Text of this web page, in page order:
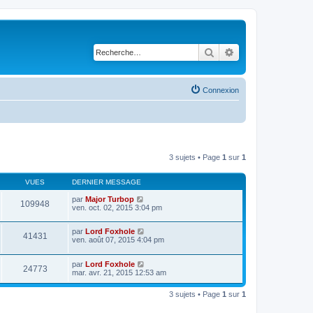
Rechercher
Connexion
3 sujets • Page 1 sur 1
VUES DERNIER MESSAGE
109948 par Major Turbop
ven. oct. 02, 2015 3:04 pm
41431 par Lord Foxhole
ven. août 07, 2015 4:04 pm
24773 par Lord Foxhole
mar. avr. 21, 2015 12:53 am
3 sujets • Page 1 sur 1